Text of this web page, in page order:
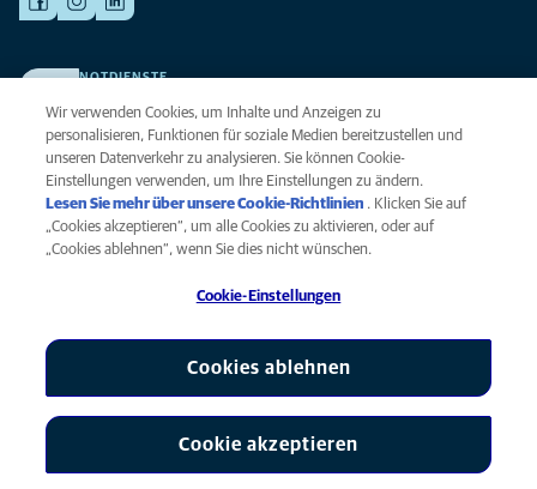
NOTDIENSTE
beste Versorgung verdient.
Datenschutz
Legal
Hinweis zu Cookies
AniCura ist eine Tochtergesellschaft von Mars, Inc © 2026
Cookie-Einstellungen
Wir verwenden Cookies, um Inhalte und Anzeigen zu
personalisieren, Funktionen für soziale Medien bereitzustellen und
unseren Datenverkehr zu analysieren. Sie können Cookie-
Einstellungen verwenden, um Ihre Einstellungen zu ändern.
Lesen Sie mehr über unsere Cookie-Richtlinien (opens in a new
tab)
. Klicken Sie auf
„Cookies akzeptieren“, um alle Cookies zu aktivieren, oder auf
„Cookies ablehnen“, wenn Sie dies nicht wünschen.
Cookie-Einstellungen
Cookies ablehnen
Cookie akzeptieren